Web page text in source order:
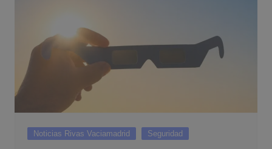
Noticias Rivas Vaciamadrid Seguridad